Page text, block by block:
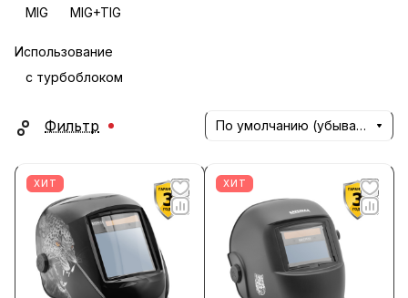
MIG
MIG+TIG
Использование
с турбоблоком
Фильтр По умолчанию (убывание)
ХИТ ХИТ